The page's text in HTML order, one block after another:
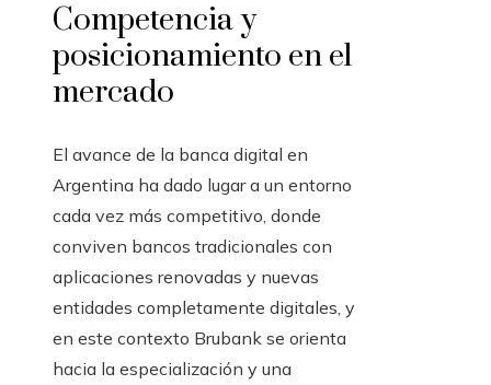
Competencia y
posicionamiento en el
mercado
El avance de la banca digital en
Argentina ha dado lugar a un entorno
cada vez más competitivo, donde
conviven bancos tradicionales con
aplicaciones renovadas y nuevas
entidades completamente digitales, y
en este contexto Brubank se orienta
hacia la especialización y una